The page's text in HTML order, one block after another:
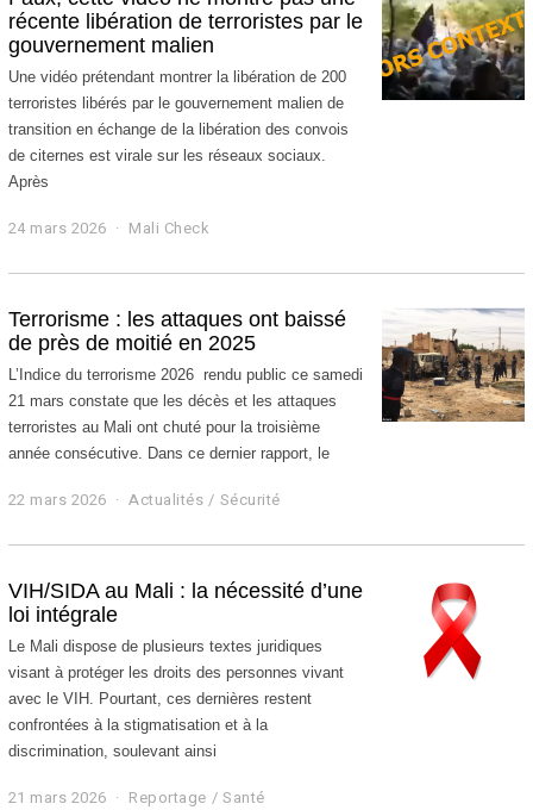
l
2
0
2
6
récente libération de terroristes par le
gouvernement malien
Une vidéo prétendant montrer la libération de 200
terroristes libérés par le gouvernement malien de
transition en échange de la libération des convois
de citernes est virale sur les réseaux sociaux.
Après
24 mars 2026
m
r
s
2
0
2
6
Mali Check
Terrorisme : les attaques ont baissé
de près de moitié en 2025
L’Indice du terrorisme 2026 rendu public ce samedi
21 mars constate que les décès et les attaques
terroristes au Mali ont chuté pour la troisième
année consécutive. Dans ce dernier rapport, le
22 mars 2026
m
r
s
2
0
2
6
Actualités / Sécurité
VIH/SIDA au Mali : la nécessité d’une
loi intégrale
Le Mali dispose de plusieurs textes juridiques
visant à protéger les droits des personnes vivant
avec le VIH. Pourtant, ces dernières restent
confrontées à la stigmatisation et à la
discrimination, soulevant ainsi
21 mars 2026 Reportage / Santé